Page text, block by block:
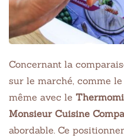
Concernant la
sur le marché, comme le
même avec le
Monsieur Cuisine
abordable. Ce